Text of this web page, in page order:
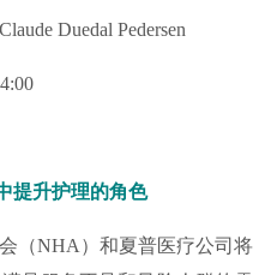
Duedal Pedersen
提升护理的角色
（NHA）和夏普医疗公司将